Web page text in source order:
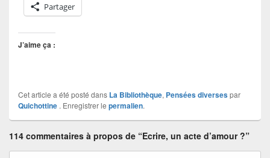
Partager
J’aime ça :
Cet article a été posté dans La Bibliothèque, Pensées diversespar
Quichottine . Enregistrer le permalien.
114 commentaires à propos de “Ecrire, un acte d’amour ?”